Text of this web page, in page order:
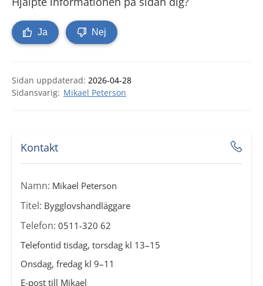
Ja Nej
Sidan uppdaterad: 2026-04-28
Mikael Peterson
Kontakt
Namn: Mikael Peterson
Titel: Bygglovshandläggare
Telefon: 0511-320 62
Telefontid tisdag, torsdag kl 13–15
Onsdag, fredag kl 9–11
E-post till Mikael